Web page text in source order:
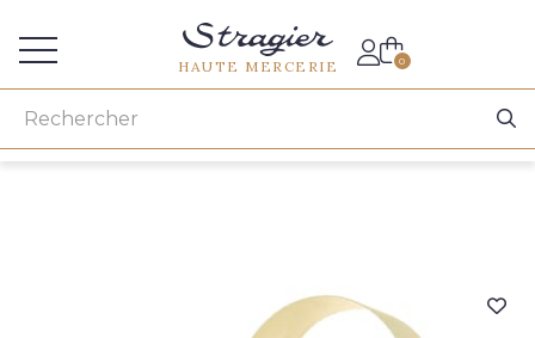
HAUTE MERCERIE 0